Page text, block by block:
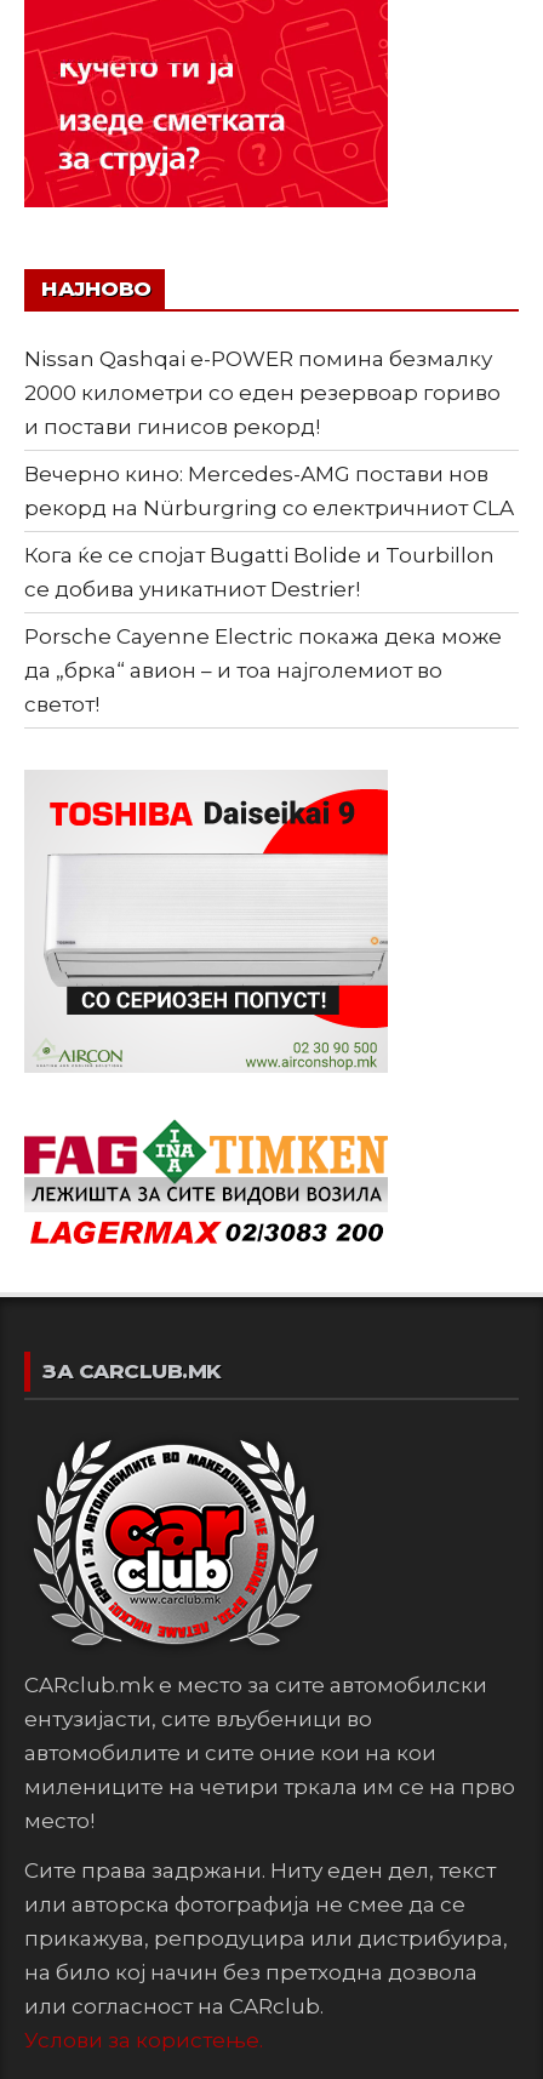
НАЈНОВО
Nissan Qashqai e-POWER помина безмалку
2000 километри со еден резервоар гориво
и постави гинисов рекорд!
Вечерно кино: Mercedes-AMG постави нов
рекорд на Nürburgring со електричниот CLA
Кога ќе се спојат Bugatti Bolide и Tourbillon
се добива уникатниот Destrier!
Porsche Cayenne Electric покажа дека може
да „брка“ авион – и тоа најголемиот во
светот!
ЗА CARCLUB.MK
CARclub.mk е место за сите автомобилски
ентузијасти, сите вљубеници во
автомобилите и сите оние кои на кои
милениците на четири тркала им се на прво
место!
Сите права задржани. Ниту еден дел, текст
или авторска фотографија не смее да се
прикажува, репродуцира или дистрибуира,
на било кој начин без претходна дозвола
или согласност на CARclub.
Услови за користење.